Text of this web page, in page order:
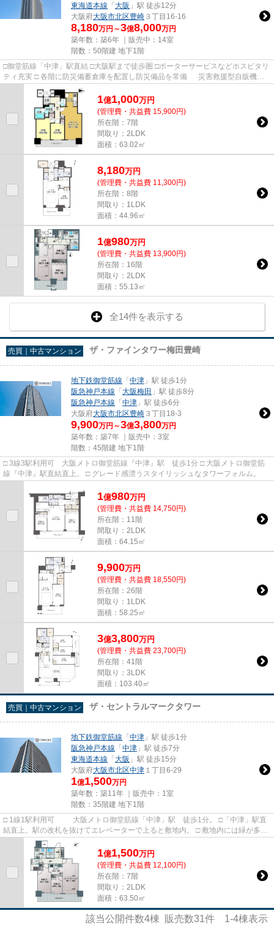
東海道本線 「 大阪 」駅 徒歩12分
大阪府大阪市北区豊崎 ３丁目16-16
8,180万円～3億8,000万円
築年数：築6年 ｜販売中： 14室
階数：50階建 地下1階
□御堂筋線「中津」駅直結 □大阪駅まで徒歩圏 □ポーターサービスなどホスピタリ
ティ充実 □ 各階に防災備蓄倉庫を配置し防災備品を常備 災害救援型自販機を2
1億1,000万円
(管理費・共益費 15,900円)
所在階：7階
間取り：2LDK
面積：63.02㎡
8,180万円
(管理費・共益費 11,300円)
所在階：8階
間取り：1LDK
面積：44.96㎡
1億980万円
(管理費・共益費 13,900円)
所在階：16階
間取り：2LDK
面積：55.13㎡
全14件を表示する
売買｜中古マンション ザ・ファインタワー梅田豊崎
地下鉄御堂筋線 「 中津 」駅 徒歩1分
阪急神戸本線 「 大阪梅田 」駅 徒歩8分
阪急神戸本線 「 中津 」駅 徒歩6分
大阪府大阪市北区豊崎 ３丁目18-3
9,900万円～3億3,800万円
築年数：築7年 ｜販売中： 3室
階数：45階建 地下1階
□ 3線3駅利用可 大阪メトロ御堂筋線『中津』駅 徒歩1分 □ 大阪メトロ御堂筋
線『中津』駅直結直上。 □ グレード感漂うスタイリッシュなタワーフォルム。
1億980万円
(管理費・共益費 14,750円)
所在階：11階
間取り：2LDK
面積：64.15㎡
9,900万円
(管理費・共益費 18,550円)
所在階：26階
間取り：1LDK
面積：58.25㎡
3億3,800万円
(管理費・共益費 23,700円)
所在階：41階
間取り：3LDK
面積：103.40㎡
売買｜中古マンション ザ・セントラルマークタワー
地下鉄御堂筋線 「 中津 」駅 徒歩1分
阪急神戸本線 「 中津 」駅 徒歩7分
東海道本線 「 大阪 」駅 徒歩15分
大阪府大阪市北区中津 １丁目6-29
1億1,500万円
築年数：築11年 ｜販売中： 1室
階数：35階建 地下1階
□ 1線1駅利用可 大阪メトロ御堂筋線「中津」駅 徒歩1分。 □「中津」駅直
結直上。駅の改札を抜けてエレベーターで上ると敷地内。 □ 敷地内には緑が多
く、都市の中にいてても自...
1億1,500万円
(管理費・共益費 12,100円)
所在階：7階
間取り：2LDK
面積：63.50㎡
該当公開件数4棟 販売数31件 1-4棟表示